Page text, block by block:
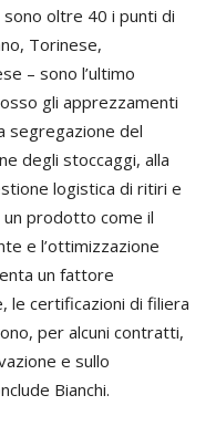
oltre 40 i punti di
Torinese,
– sono l’ultimo
gli apprezzamenti
segregazione del
degli stoccaggi, alla
logistica di ritiri e
prodotto come il
e l’ottimizzazione
un fattore
le certificazioni di filiera
per alcuni contratti,
e sullo
Bianchi.